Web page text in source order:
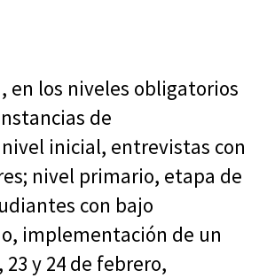
en los niveles obligatorios
de
inicial, entrevistas con
nivel primario, etapa de
con bajo
implementación de un
y 24 de febrero,